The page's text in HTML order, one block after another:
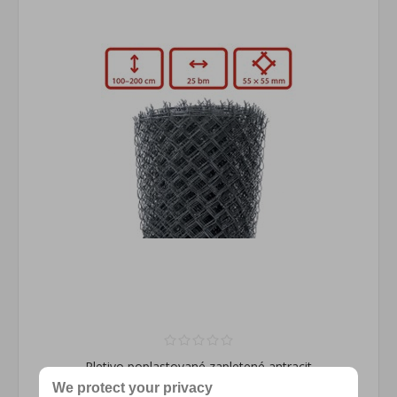
Pletivo poplastované zapletené antracit
We protect your privacy